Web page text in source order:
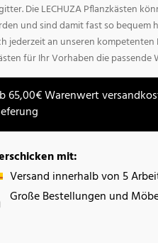
Die LECHUZA Pflanzkästen
und sind damit fast so bequem
jederzeit an unseren
für Ihr Vorhaben die passende
65,00€ Warenwert
mit:
Versand innerhalb von 5
Große Bestellungen und